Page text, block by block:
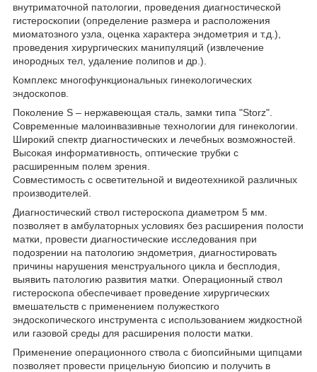
внутриматочной патологии, проведения диагностической
гистероскопии (определение размера и расположения
миоматозного узла, оценка характера эндометрия и т.д.),
проведения хирургических манипуляций (извлечение
инородных тел, удаление полипов и др.).
Комплекс многофункциональных гинекологических
эндоскопов.
Поколение S – нержавеющая сталь, замки типа "Storz".
Современные малоинвазивные технологии для гинекологии.
Широкий спектр диагностических и лечебных возможностей.
Высокая информативность, оптические трубки с
расширенным полем зрения.
Совместимость с осветительной и видеотехникой различных
производителей.
Диагностический ствол гистероскопа диаметром 5 мм.
позволяет в амбулаторных условиях без расширения полости
матки, провести диагностические исследования при
подозрении на патологию эндометрия, диагностировать
причины нарушения менструального цикла и бесплодия,
выявить патологию развития матки. Операционный ствол
гистероскопа обеспечивает проведение хирургических
вмешательств с применением полужесткого
эндоскопического инструмента с использованием жидкостной
или газовой среды для расширения полости матки.
Применение операционного ствола с биопсийными щипцами
позволяет провести прицельную биопсию и получить в